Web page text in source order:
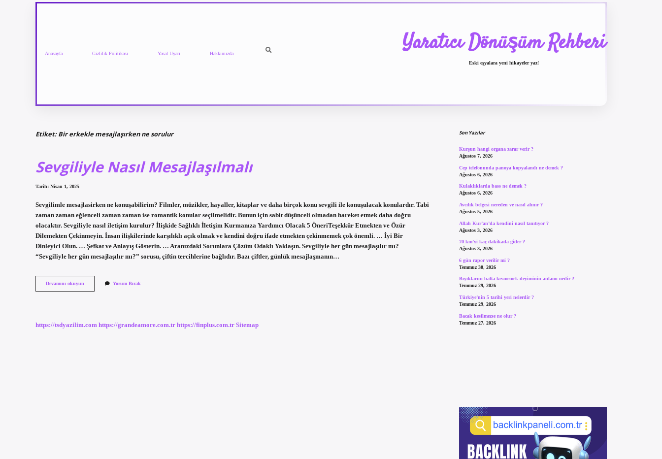
Anasayfa Gizlilik Politikası Yasal Uyarı Hakkımızda Yaratıcı Dönüşüm Rehberi
Eski eşyalara yeni hikayeler yaz!
Etiket:Bir erkekle mesajlaşırken ne sorulur
Sevgiliyle Nasıl Mesajlaşılmalı
Tarih: Nisan 1, 2025
Sevgilimle mesajlasirken ne konuşabilirim? Filmler, müzikler, hayaller, kitaplar ve daha birçok konu sevgili ile konuşulacak konulardır. Tabi
zaman zaman eğlenceli zaman zaman ise romantik konular seçilmelidir. Bunun için sabit düşünceli olmadan hareket etmek daha doğru
olacaktır. Sevgiliyle nasıl iletişim kurulur? İlişkide Sağlıklı İletişim Kurmanıza Yardımcı Olacak 5 ÖneriTeşekkür Etmekten ve Özür
Dilemekten Çekinmeyin. İnsan ilişkilerinde karşılıklı açık olmak ve kendini doğru ifade etmekten çekinmemek çok önemli. … İyi Bir
Dinleyici Olun. … Şefkat ve Anlayış Gösterin. … Aranızdaki Sorunlara Çözüm Odaklı Yaklaşın. Sevgiliyle her gün mesajlaşılır mı?
“Sevgiliyle her gün mesajlaşılır mı?” sorusu, çiftin tercihlerine bağlıdır. Bazı çiftler, günlük mesajlaşmanın…
Devamını okuyun
Nasıl
Yorum Bırak
https://tsdyazilim.com https://grandeamore.com.tr https://finplus.com.tr Sitemap
Son Yazılar
Kurşun hangi organa zarar verir ?
Ağustos 7, 2026
Cep telefonunda panoya kopyalandı ne demek ?
Ağustos 6, 2026
Kulaklıklarda bass ne demek ?
Ağustos 6, 2026
Avcılık belgesi nereden ve nasıl alınır ?
Ağustos 5, 2026
Allah Kur’an’da kendini nasıl tanıtıyor ?
Ağustos 3, 2026
70 km’yi kaç dakikada gider ?
Ağustos 3, 2026
6 gün rapor verilir mi ?
Temmuz 30, 2026
Bıyıklarını balta kesmemek deyiminin anlamı nedir ?
Temmuz 29, 2026
Türkiye’nin 5 tarihi yeri nelerdir ?
Temmuz 29, 2026
Bacak kesilmezse ne olur ?
Temmuz 27, 2026